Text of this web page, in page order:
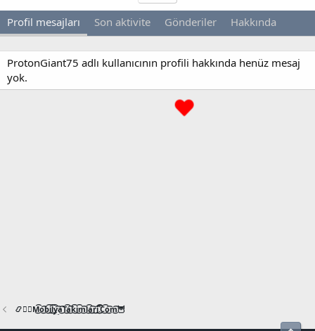
Profil mesajları Son aktivite Gönderiler Hakkında
ProtonGiant75 adlı kullanıcının profili hakkında henüz mesaj
yok.
📿🧙‍♂️M͜͡o͜͡b͜͡i͜͡l͜͡y͜͡a͜͡T͜͡a͜͡k͜͡i͜͡m͜͡l͜͡a͜͡r͜͡i͜͡.͜͡C͜͡o͜͡m͜͡🦉